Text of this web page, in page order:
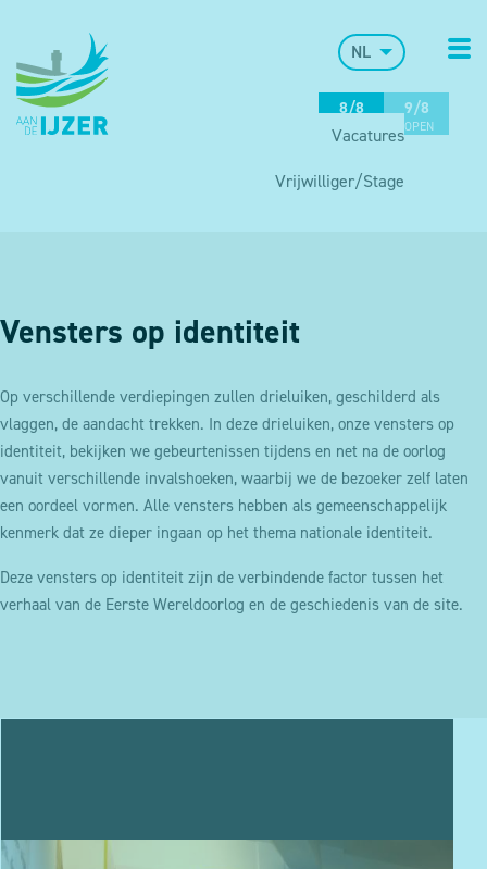
NL
8/8
OPEN
9/8
OPEN
Vacatures
Vrijwilliger/Stage
Vensters op identiteit
Op verschillende verdiepingen zullen drieluiken, geschilderd als
vlaggen, de aandacht trekken. In deze drieluiken, onze vensters op
identiteit, bekijken we gebeurtenissen tijdens en net na de oorlog
vanuit verschillende invalshoeken, waarbij we de bezoeker zelf laten
een oordeel vormen. Alle vensters hebben als gemeenschappelijk
kenmerk dat ze dieper ingaan op het thema nationale identiteit.
Deze vensters op identiteit zijn de verbindende factor tussen het
verhaal van de Eerste Wereldoorlog en de geschiedenis van de site.